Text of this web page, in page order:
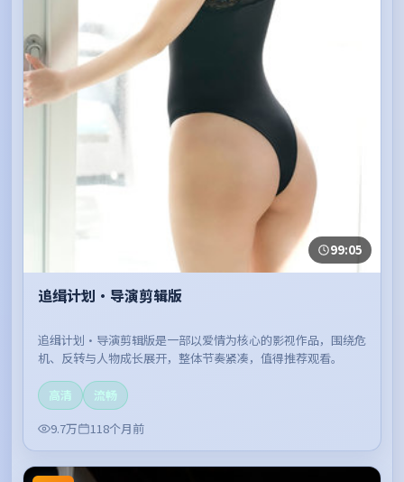
99:05
追缉计划·导演剪辑版
追缉计划·导演剪辑版是一部以爱情为核心的影视作品，围绕危
机、反转与人物成长展开，整体节奏紧凑，值得推荐观看。
高清
流畅
9.7万
118个月前